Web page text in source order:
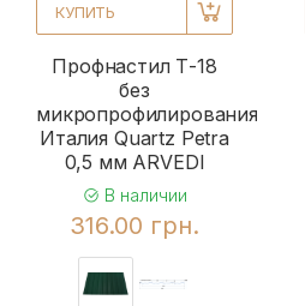
КУПИТЬ
Профнастил Т-18
без
микропрофилирования
Италия Quartz Petra
0,5 мм ARVEDI
В наличии
316.00 грн.